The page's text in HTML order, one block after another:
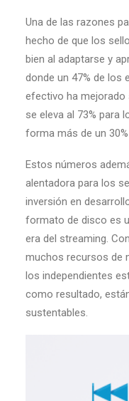
Una de las razones
hecho de que los
bien al adaptarse y
donde un 47% de los
efectivo ha mejorado
se eleva al 73% para
forma más de un
Estos números
alentadora para los
inversión en
formato de disco es
era del streaming.
muchos recursos de
los independientes
como resultado,
sustentables.